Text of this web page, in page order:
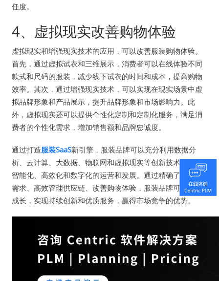
任度。
4、虚拟现实改善购物体验
虚拟现实和增强现实技术的应用，可以改善服装购物体验。
首先，通过虚拟试衣和三维展示，消费者可以在线体验不同
款式和尺码的服装，减少线下试衣的时间和成本，提高购物
效率。其次，通过增强现实技术，可以实现在现实场景中虚
拟品牌形象和产品展示，提升品牌形象和市场影响力。此
外，虚拟现实还可以提供个性化定制和定制化服务，满足消
费者的个性化需求，增加销售额和品牌忠诚度。
通过打造服装SaaS新引擎，服装品牌可以充分利用数据分
析、云计算、大数据、物联网和虚拟现实等创新技术，实现
智能化、高效化和数字化的运营和发展。通过精确了解市场
需求、高效管理供应链、改善购物体验，服装品牌可以无忧
成长，实现持续创新和优质服务，赢得市场竞争的优势。